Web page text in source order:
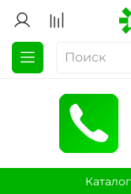
Каталог